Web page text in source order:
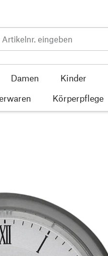
Damen Kinder
Körperpflege